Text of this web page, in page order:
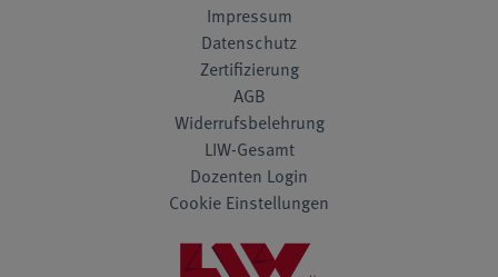
Impressum
Datenschutz
Zertifizierung
AGB
Widerrufsbelehrung
LIW-Gesamt
Dozenten Login
Cookie Einstellungen